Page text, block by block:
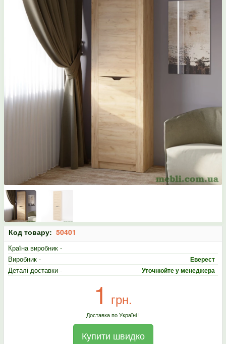
Код товару: 50401
Країна виробник -
Виробник -
Еверест
Деталі доставки - Уточнюйте у менеджера
1 грн.
Доставка по Україні !
Купити швидко